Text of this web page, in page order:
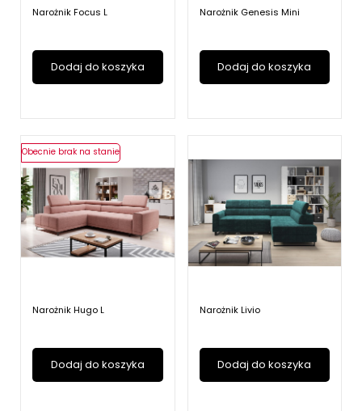
Narożnik Focus L
Dodaj do koszyka
Narożnik Genesis Mini
Dodaj do koszyka
Narożnik Hugo L
Dodaj do koszyka
Obecnie brak na stanie
Narożnik Livio
Dodaj do koszyka